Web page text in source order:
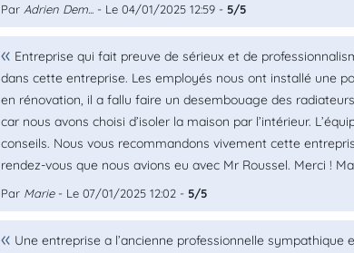
Par Adrien Dem... - Le 04/01/2025 12:59 - 5/5
Entreprise qui fait preuve de sérieux et de
dans cette entreprise. Les employés nous ont installé une
en rénovation, il a fallu faire un desembouage des
car nous avons choisi d’isoler la maison par l’intérieur.
conseils. Nous vous recommandons vivement cette
rendez-vous que nous avions eu avec Mr Roussel. Merci !
Par Marie- Le 07/01/2025 12:02 - 5/5
Une entreprise a l’ancienne professionnelle